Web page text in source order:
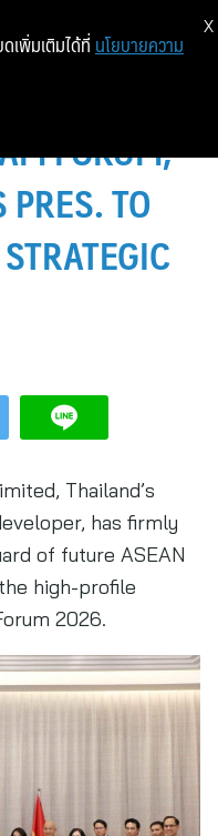
FORUM;
TO
Thailand’s
has firmly
of future ASEAN
high-profile
2026.
เพิ่มเติมได้ที่ นโยบายความ
X